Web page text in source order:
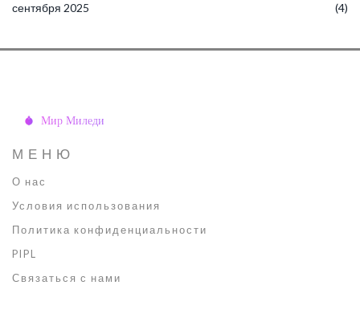
сентября 2025 (4)
МЕНЮ
О нас
Условия использования
Политика конфиденциальности
PIPL
Связаться с нами